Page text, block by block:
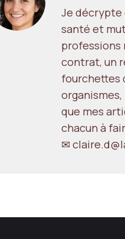
Je décrypte
santé et
professions
contrat, un
fourchettes
que mes
chacun à
✉